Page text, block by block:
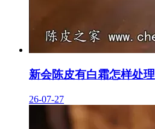
新会陈皮有白霜怎样处理
26-07-27